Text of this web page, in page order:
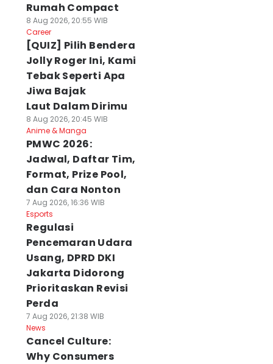
Rumah Compact
8 Aug 2026, 20:55 WIB
Career
[QUIZ] Pilih Bendera
Jolly Roger Ini, Kami
Tebak Seperti Apa
Jiwa Bajak
Laut Dalam Dirimu
8 Aug 2026, 20:45 WIB
Anime & Manga
PMWC 2026:
Jadwal, Daftar Tim,
Format, Prize Pool,
dan Cara Nonton
7 Aug 2026, 16:36 WIB
Esports
Regulasi
Pencemaran Udara
Usang, DPRD DKI
Jakarta Didorong
Prioritaskan Revisi
Perda
7 Aug 2026, 21:38 WIB
News
Cancel Culture:
Why Consumers